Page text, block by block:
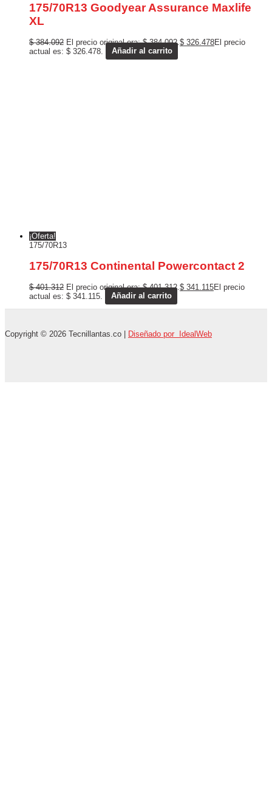
175/70R13 Goodyear Assurance Maxlife
XL
$384.092 El precio original era: $ 384.092. $ 326.478El precio
actual es: $ 326.478.
Añadir al carrito
¡Oferta!
175/70R13
175/70R13 Continental Powercontact 2
$401.312 El precio original era: $ 401.312. $ 341.115El precio
actual es: $ 341.115.
Añadir al carrito
Copyright © 2026 Tecnillantas.co | Diseñado por IdealWeb